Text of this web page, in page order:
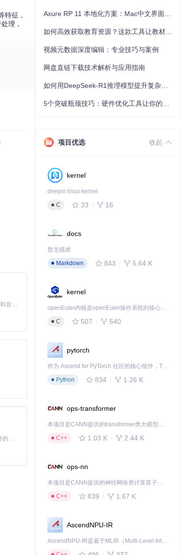
特征，
理，
MiniMax H3 是一个通用的全模态生成系统。它支持对由文本、图像、视频和音频组成的多模态上下文进行统一理解，并能生成分辨率高达 2K、时长可达 15 秒的带原生立体声音频的视频。得益于面向任务泛化的系统设计，H3 在预训练阶段就已具备广泛的多模态上下文理解与生成能力，能够出色地执行复杂的多模态指令。
基于Python的Xiaozhi AI，适用于想要完整Xiaozhi体验而无需拥有专用硬件的用户。
视频元数据深度编辑：专业技巧与案例
网盘直链下载技术解析与应用指南
项目优选 收起
kernel
deepin linux kernel
C
33 16
docs
暂无描述
Markdown
843 5.64 K
kernel
openEuler内核是openEuler操作系统的核心，既是系统性能与稳定性的基石，也是连接处理器、设备与服务的桥梁。
C
507 540
pytorch
作为 Ascend for PyTorch 社区的核心组件，TorchNPU 是昇腾专为 PyTorch 打造的深度学习适配插件，使 PyTorch 框架能够直接调用昇腾 NPU，为开发者提供昇腾 AI 处理器的超强算力。
Python
834 1.26 K
ops-transformer
本项目是CANN提供的transformer类大模型算子库，实现网络在NPU上加速计算。
C++
1.03 K 2.44 K
ops-nn
本项目是CANN提供的神经网络类计算算子库，实现网络在NPU上加速计算。
C++
839 1.67 K
AscendNPU-IR
AscendNPU-IR是基于MLIR（Multi-Level Intermediate Representation）构建的，面向昇腾亲和算子编译时使用的中间表示，提供昇腾完备表达能力，通过编译优化提升昇腾AI处理器计算效率，支持通过生态框架使能昇腾AI处理器与深度调优